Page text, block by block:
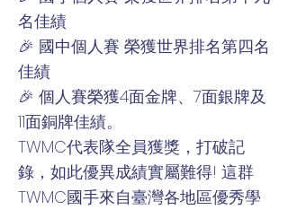
名佳績
🎉 國中個人賽 榮獲世界排名第四名
佳績
🎉 個人賽榮獲4面金牌、7面銀牌及
11面銅牌佳績。
TWMC代表隊全員獲獎，打破記
錄，如此優異成績實屬難得! 這群
TWMC國手來自臺灣各地區優秀學